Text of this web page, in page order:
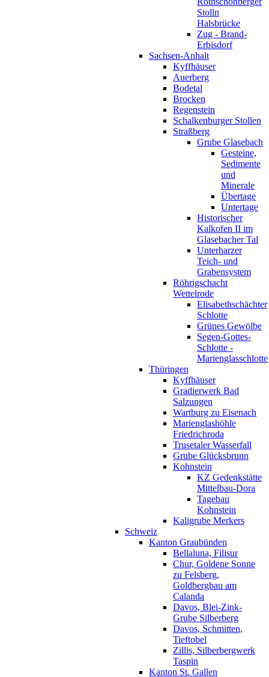
Stolln
Halsbrücke
Zug - Brand-
Erbisdorf
Sachsen-Anhalt
Kyffhäuser
Auerberg
Bodetal
Brocken
Regenstein
Schalkenburger Stollen
Straßberg
Grube Glasebach
Gesteine,
Sedimente
und
Minerale
Übertage
Untertage
Historischer
Kalkofen II im
Glasebacher Tal
Unterharzer
Teich- und
Grabensystem
Röhrigschacht
Wettelrode
Elisabethschächter
Schlotte
Grünes Gewölbe
Segen-Gottes-
Schlotte -
Marienglasschlotte
Thüringen
Kyffhäuser
Gradierwerk Bad
Salzungen
Wartburg zu Eisenach
Marienglashöhle
Friedrichroda
Trusetaler Wasserfall
Grube Glücksbrunn
Kohnstein
KZ Gedenkstätte
Mittelbau-Dora
Tagebau
Kohnstein
Kaligrube Merkers
Schweiz
Kanton Graubünden
Bellaluna, Filisur
Chur, Goldene Sonne
zu Felsberg,
Goldbergbau am
Calanda
Davos, Blei-Zink-
Grube Silberberg
Davos, Schmitten,
Tieftobel
Zillis, Silberbergwerk
Taspin
Kanton St. Gallen